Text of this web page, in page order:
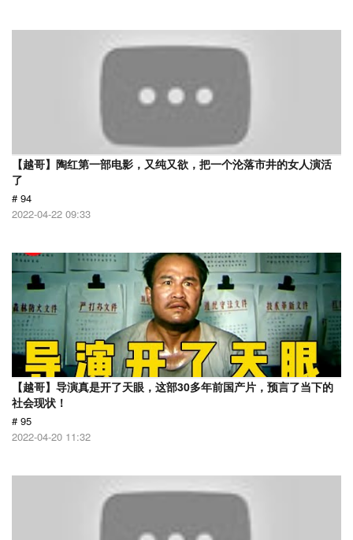
【越哥】陶红第一部电影，又纯又欲，把一个沦落市井的女人演活
了
# 94
2022-04-22 09:33
【越哥】导演真是开了天眼，这部30多年前国产片，预言了当下的
社会现状！
# 95
2022-04-20 11:32